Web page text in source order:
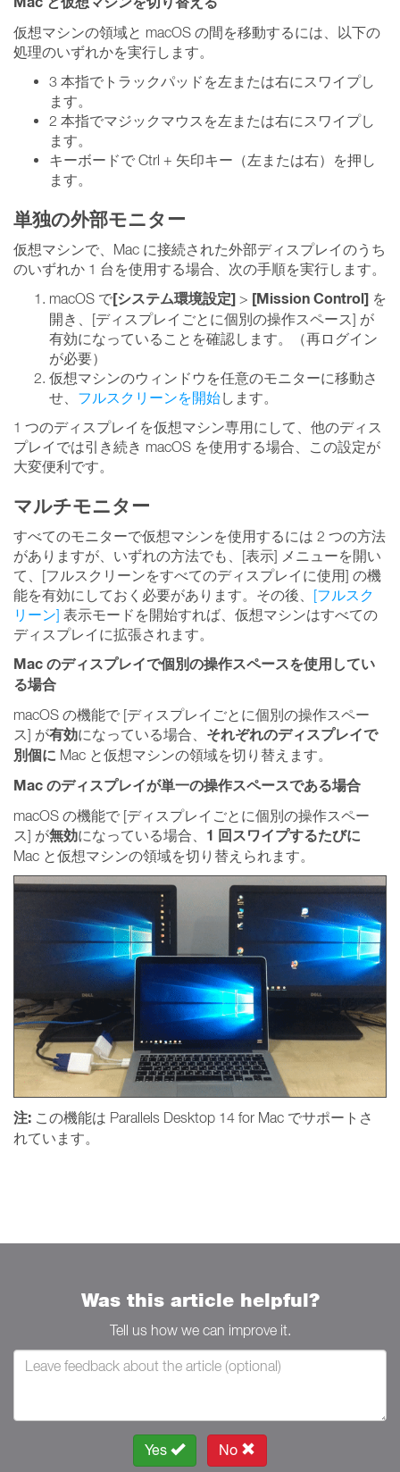
仮想マシンの領域と macOS の間を移動するには、以下の
処理のいずれかを実行します。
3 本指でトラックパッドを左または右にスワイプし
ます。
2 本指でマジックマウスを左または右にスワイプし
ます。
キーボードで Ctrl + 矢印キー（左または右）を押し
ます。
単独の外部モニター
仮想マシンで、Mac に接続された外部ディスプレイのうち
のいずれか 1 台を使用する場合、次の手順を実行します。
macOS で[システム環境設定] > [Mission Control] を
開き、[ディスプレイごとに個別の操作スペース] が
有効になっていることを確認します。（再ログイン
が必要）
仮想マシンのウィンドウを任意のモニターに移動さ
せ、 フルスクリーンを開始します。
1 つのディスプレイを仮想マシン専用にして、他のディス
プレイでは引き続き macOS を使用する場合、この設定が
大変便利です。
マルチモニター
すべてのモニターで仮想マシンを使用するには 2 つの方法
がありますが、いずれの方法でも、[表示] メニューを開い
て、[フルスクリーンをすべてのディスプレイに使用] の機
能を有効にしておく必要があります。その後、 [フルスク
リーン] 表示モードを開始すれば、仮想マシンはすべての
ディスプレイに拡張されます。
Mac のディスプレイで個別の操作スペースを使用してい
る場合
macOS の機能で [ディスプレイごとに個別の操作スペー
ス] が有効になっている場合、 それぞれのディスプレイで
別個に Mac と仮想マシンの領域を切り替えます。
Mac のディスプレイが単一の操作スペースである場合
macOS の機能で [ディスプレイごとに個別の操作スペー
ス] が無効になっている場合、 1 回スワイプするたびに
Mac と仮想マシンの領域を切り替えられます。
注: この機能は Parallels Desktop 14 for Mac でサポートさ
れています。
Was this article helpful?
Tell us how we can improve it.
Yes No